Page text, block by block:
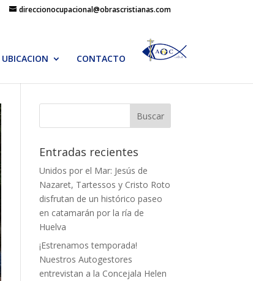
direccionocupacional@obrascristianas.com
UBICACION CONTACTO
Entradas recientes
Unidos por el Mar: Jesús de
Nazaret, Tartessos y Cristo Roto
disfrutan de un histórico paseo
en catamarán por la ría de
Huelva
¡Estrenamos temporada!
Nuestros Autogestores
entrevistan a la Concejala Helen